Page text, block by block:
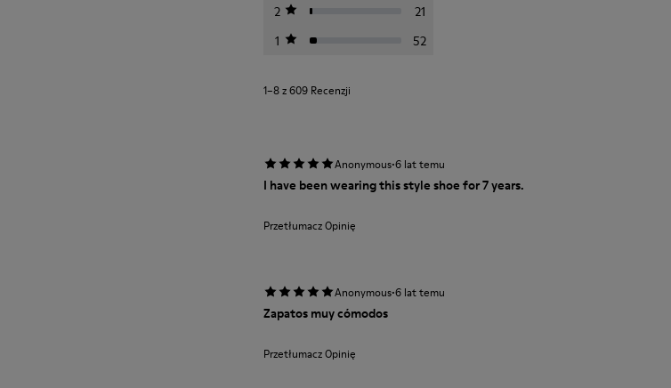
2
21
1
52
1–8 z 609 Recenzji
Anonymous·6 lat temu
I have been wearing this style shoe for 7 years.
Przetłumacz Opinię
Anonymous·6 lat temu
Zapatos muy cómodos
Przetłumacz Opinię